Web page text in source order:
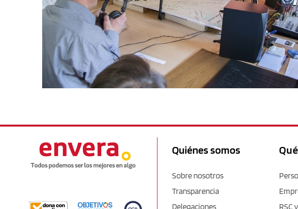
Quiénes somos
Sobre nosotros
Transparencia
Delegaciones
RSC